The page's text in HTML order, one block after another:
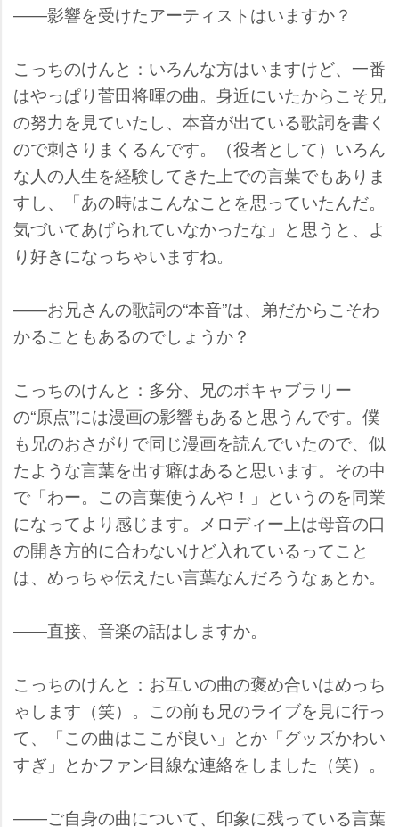
――影響を受けたアーティストはいますか？
こっちのけんと：いろんな方はいますけど、一番
はやっぱり菅田将暉の曲。身近にいたからこそ兄
の努力を見ていたし、本音が出ている歌詞を書く
ので刺さりまくるんです。（役者として）いろん
な人の人生を経験してきた上での言葉でもありま
すし、「あの時はこんなことを思っていたんだ。
気づいてあげられていなかったな」と思うと、よ
り好きになっちゃいますね。
――お兄さんの歌詞の“本音”は、弟だからこそわ
かることもあるのでしょうか？
こっちのけんと：多分、兄のボキャブラリー
の“原点”には漫画の影響もあると思うんです。僕
も兄のおさがりで同じ漫画を読んでいたので、似
たような言葉を出す癖はあると思います。その中
で「わー。この言葉使うんや！」というのを同業
になってより感じます。メロディー上は母音の口
の開き方的に合わないけど入れているってこと
は、めっちゃ伝えたい言葉なんだろうなぁとか。
――直接、音楽の話はしますか。
こっちのけんと：お互いの曲の褒め合いはめっち
ゃします（笑）。この前も兄のライブを見に行っ
て、「この曲はここが良い」とか「グッズかわい
すぎ」とかファン目線な連絡をしました（笑）。
――ご自身の曲について、印象に残っている言葉